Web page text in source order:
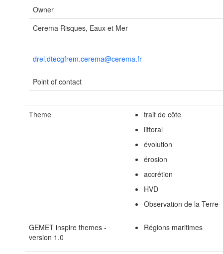
Owner
Cerema Risques, Eaux et Mer
drel.dtecgfrem.cerema@cerema.fr
Point of contact
Theme
trait de côte
littoral
évolution
érosion
accrétion
HVD
Observation de la Terre
GEMET inspire themes -
version 1.0
Régions maritimes